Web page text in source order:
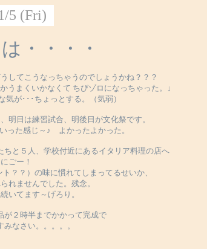
5 (Fri)
・・・・
してこうなっちゃうのでしょうかね？？？
うまくいかなくて ちびゾロになっちゃった。↓
が･･･ちょっとする。（気弱）
明日は練習試合、明後日が文化祭です。
った感じ～♪ よかったよかった。
と５人、学校付近にあるイタリア料理の店へ
ごー！
？？）の味に慣れてしまってるせいか、
れませんでした。残念。
いてます～げろり。
が２時半までかかって完成で
なさい。。。。。